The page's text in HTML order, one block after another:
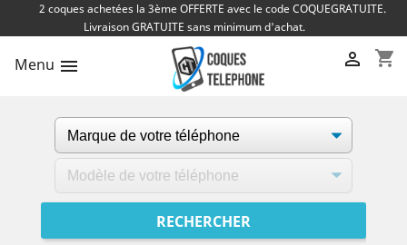
2 coques achetées la 3ème OFFERTE avec le code COQUEGRATUITE.
Livraison GRATUITE sans minimum d'achat.
Menu  shopping_cart
